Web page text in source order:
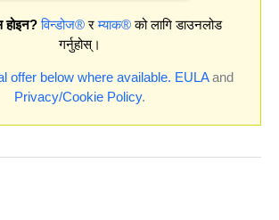
होइन? विन्डोज®रम्याक®को लागि डाउनलोड
गर्नुहोस्।
offer below where available. EULAand
Privacy/Cookie Policy.